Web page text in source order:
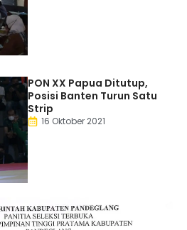
PON XX Papua Ditutup,
Posisi Banten Turun Satu
Strip
16 Oktober 2021